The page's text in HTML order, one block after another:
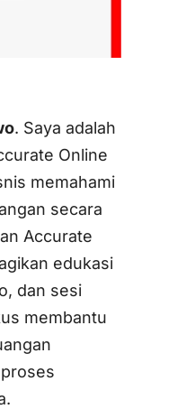
. Saya adalah
Online
memahami
secara
Accurate
edukasi
dan sesi
membantu